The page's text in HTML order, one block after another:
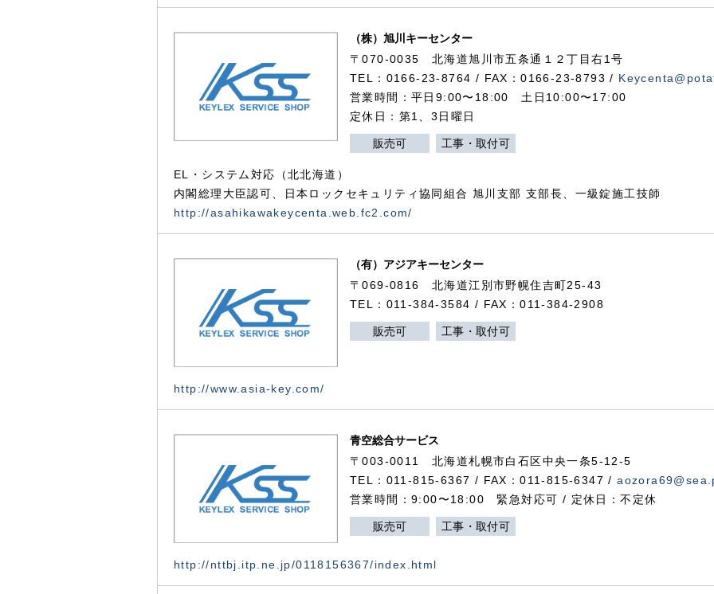
（株）旭川キーセンター
〒070-0035 北海道旭川市五条通１２丁目右1号
TEL：0166-23-8764 / FAX：0166-23-8793 /
営業時間：平日9:00〜18:00 土日10:00〜17:00
定休日：第1、3日曜日
販売可 工事・取付可
EL・システム対応（北北海道）
内閣総理大臣認可、日本ロックセキュリティ協同組合 旭川支部 支部長、一級錠施工技師
http://asahikawakeycenta.web.fc2.com/
（有）アジアキーセンター
〒069-0816 北海道江別市野幌住吉町25-43
TEL：011-384-3584 / FAX：011-384-2908
販売可 工事・取付可
http://www.asia-key.com/
青空総合サービス
〒003-0011 北海道札幌市白石区中央一条5-12-5
TEL：011-815-6367 / FAX：011-815-6347 /
営業時間：9:00〜18:00 緊急対応可 / 定休日：不定休
販売可 工事・取付可
http://nttbj.itp.ne.jp/0118156367/index.html